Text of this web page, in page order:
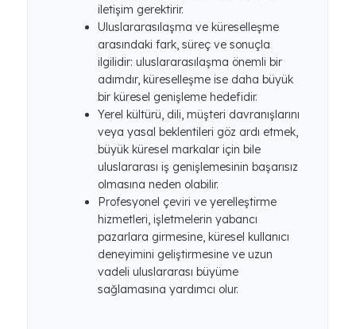
iletişim gerektirir.
Uluslararasılaşma ve küreselleşme
arasındaki fark, süreç ve sonuçla
ilgilidir: uluslararasılaşma önemli bir
adımdır, küreselleşme ise daha büyük
bir küresel genişleme hedefidir.
Yerel kültürü, dili, müşteri davranışlarını
veya yasal beklentileri göz ardı etmek,
büyük küresel markalar için bile
uluslararası iş genişlemesinin başarısız
olmasına neden olabilir.
Profesyonel çeviri ve yerelleştirme
hizmetleri, işletmelerin yabancı
pazarlara girmesine, küresel kullanıcı
deneyimini geliştirmesine ve uzun
vadeli uluslararası büyüme
sağlamasına yardımcı olur.